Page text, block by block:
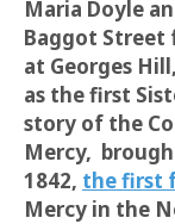
Maria Doyle
Baggot Street
at Georges
as the first
story of the
Mercy,
1842, the first
Mercy in the